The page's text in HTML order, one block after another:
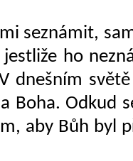
seznámit,
ho
dnešním
Boha. Odkud
aby Bůh byl